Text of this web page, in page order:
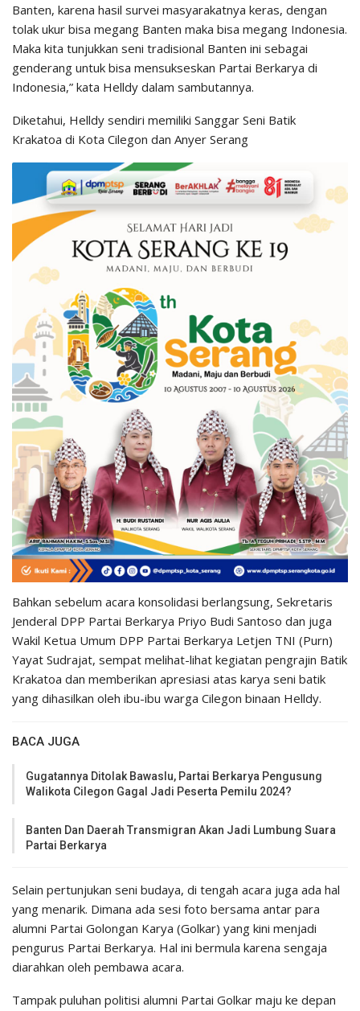
Banten, karena hasil survei masyarakatnya keras, dengan
tolak ukur bisa megang Banten maka bisa megang Indonesia.
Maka kita tunjukkan seni tradisional Banten ini sebagai
genderang untuk bisa mensukseskan Partai Berkarya di
Indonesia,” kata Helldy dalam sambutannya.
Diketahui, Helldy sendiri memiliki Sanggar Seni Batik
Krakatoa di Kota Cilegon dan Anyer Serang
Bahkan sebelum acara konsolidasi berlangsung, Sekretaris
Jenderal DPP Partai Berkarya Priyo Budi Santoso dan juga
Wakil Ketua Umum DPP Partai Berkarya Letjen TNI (Purn)
Yayat Sudrajat, sempat melihat-lihat kegiatan pengrajin Batik
Krakatoa dan memberikan apresiasi atas karya seni batik
yang dihasilkan oleh ibu-ibu warga Cilegon binaan Helldy.
BACA JUGA
Gugatannya Ditolak Bawaslu, Partai Berkarya Pengusung
Walikota Cilegon Gagal Jadi Peserta Pemilu 2024?
Banten Dan Daerah Transmigran Akan Jadi Lumbung Suara
Partai Berkarya
Selain pertunjukan seni budaya, di tengah acara juga ada hal
yang menarik. Dimana ada sesi foto bersama antar para
alumni Partai Golongan Karya (Golkar) yang kini menjadi
pengurus Partai Berkarya. Hal ini bermula karena sengaja
diarahkan oleh pembawa acara.
Tampak puluhan politisi alumni Partai Golkar maju ke depan